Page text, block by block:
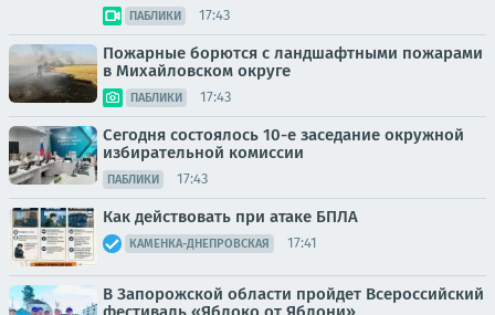
ПАБЛИКИ 17:43
Пожарные борются с ландшафтными пожарами
в Михайловском округе
ПАБЛИКИ 17:43
Сегодня состоялось 10-е заседание окружной
избирательной комиссии
ПАБЛИКИ 17:43
Как действовать при атаке БПЛА
КАМЕНКА-ДНЕПРОВСКАЯ 17:41
В Запорожской области пройдет Всероссийский